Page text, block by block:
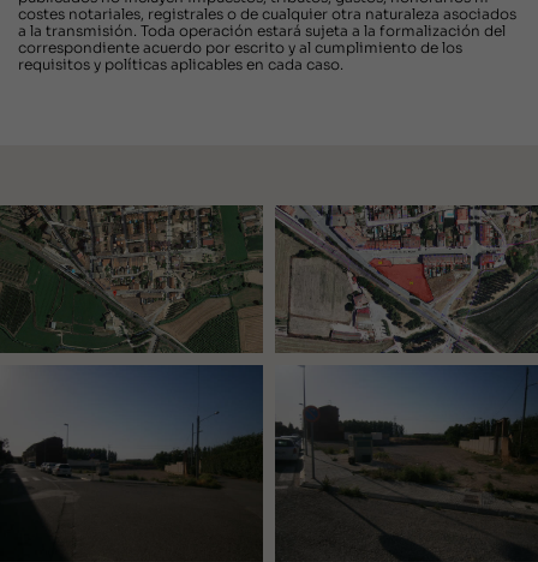
costes notariales, registrales o de cualquier otra naturaleza asociados
a la transmisión. Toda operación estará sujeta a la formalización del
correspondiente acuerdo por escrito y al cumplimiento de los
requisitos y políticas aplicables en cada caso.